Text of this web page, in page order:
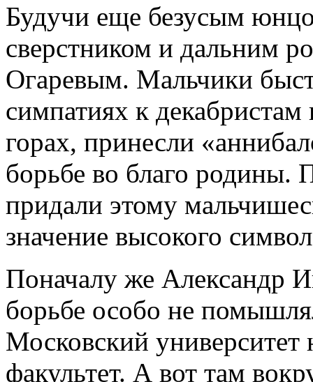
Будучи еще безусым
сверстником и дальним
Огаревым. Мальчики
симпатиях к
горах, принесли
борьбе во благо родины.
придали этому
значение высокого
Поначалу же Александр
борьбе особо не
Московский университет
факультет. А вот там